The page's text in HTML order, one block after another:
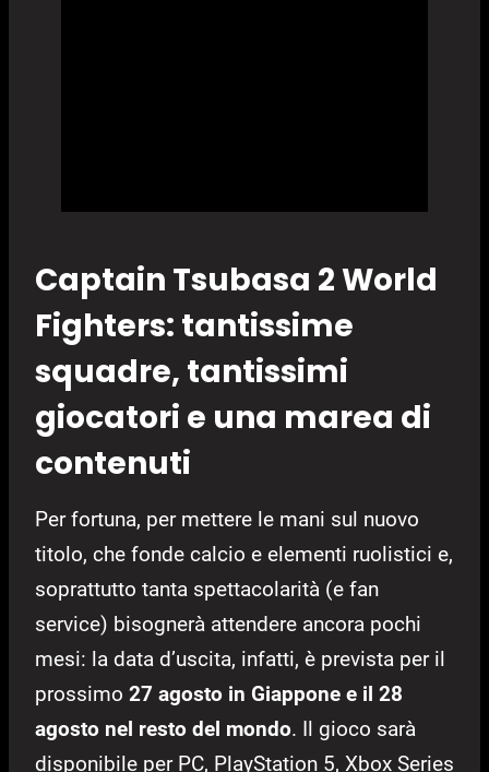
Captain Tsubasa 2 World
Fighters: tantissime
squadre, tantissimi
giocatori e una marea di
contenuti
Per fortuna, per mettere le mani sul nuovo
titolo, che fonde calcio e elementi ruolistici e,
soprattutto tanta spettacolarità (e fan
service) bisognerà attendere ancora pochi
mesi: la data d’uscita, infatti, è prevista per il
prossimo 27 agosto in Giappone e il 28
agosto nel resto del mondo. Il gioco sarà
disponibile per PC, PlayStation 5, Xbox Series